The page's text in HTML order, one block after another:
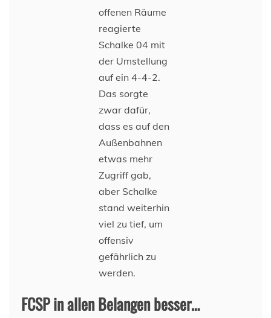
offenen Räume
reagierte
Schalke 04 mit
der Umstellung
auf ein 4-4-2.
Das sorgte
zwar dafür,
dass es auf den
Außenbahnen
etwas mehr
Zugriff gab,
aber Schalke
stand weiterhin
viel zu tief, um
offensiv
gefährlich zu
werden.
FCSP in allen Belangen besser…